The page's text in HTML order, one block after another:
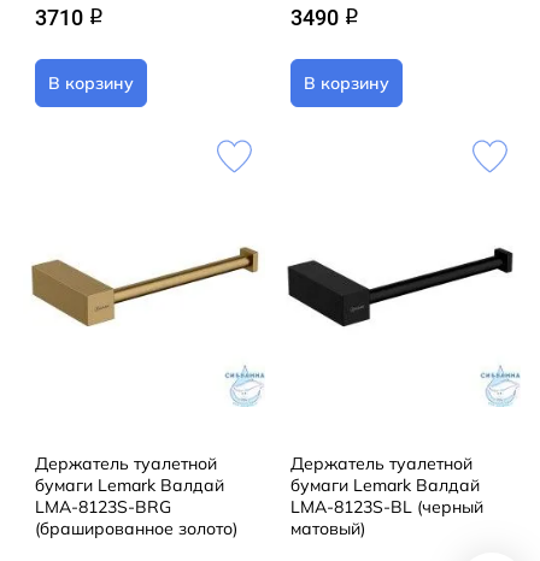
3710 q
В корзину
3490 q
В корзину
Держатель туалетной
бумаги Lemark Валдай
LMA-8123S-BRG
(брашированное золото)
Держатель туалетной
бумаги Lemark Валдай
LMA-8123S-BL (черный
матовый)